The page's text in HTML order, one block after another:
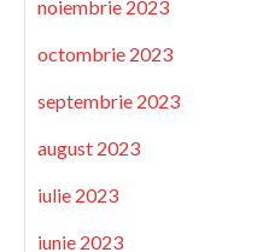
noiembrie 2023
octombrie 2023
septembrie 2023
august 2023
iulie 2023
iunie 2023